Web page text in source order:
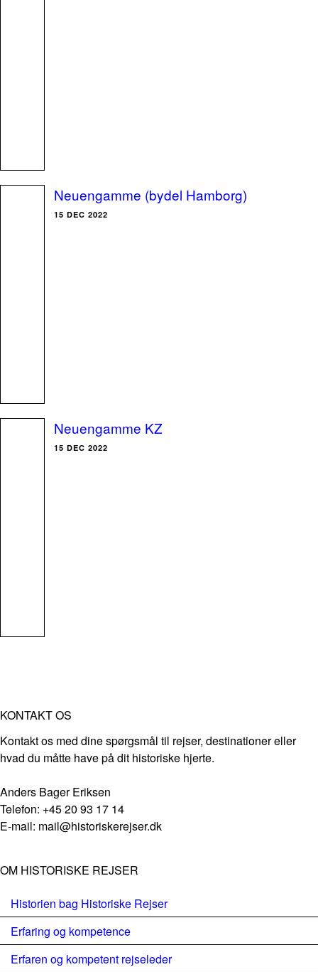
Neuengamme (bydel Hamborg)
15 DEC 2022
Neuengamme KZ
15 DEC 2022
KONTAKT OS
Kontakt os med dine spørgsmål til rejser, destinationer eller
hvad du måtte have på dit historiske hjerte.
Anders Bager Eriksen
Telefon: +45 20 93 17 14
E-mail: mail@historiskerejser.dk
OM HISTORISKE REJSER
Historien bag Historiske Rejser
Erfaring og kompetence
Erfaren og kompetent rejseleder